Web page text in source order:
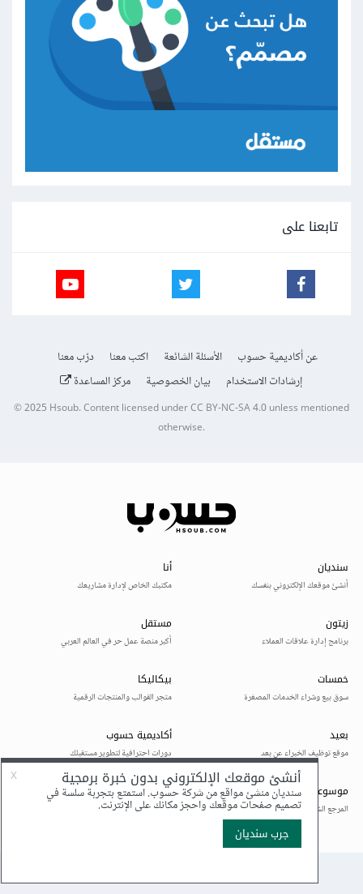
تابعنا على
عن أكاديمية حسوب الأسئلة الشائعة اكتب معنا
درّب معنا
إرشادات الاستخدام
بيان الخصوصية مركز المساعدة
© 2025Hsoub.Content licensed underCC BY-NC-SA 4.0unless mentioned
otherwise.